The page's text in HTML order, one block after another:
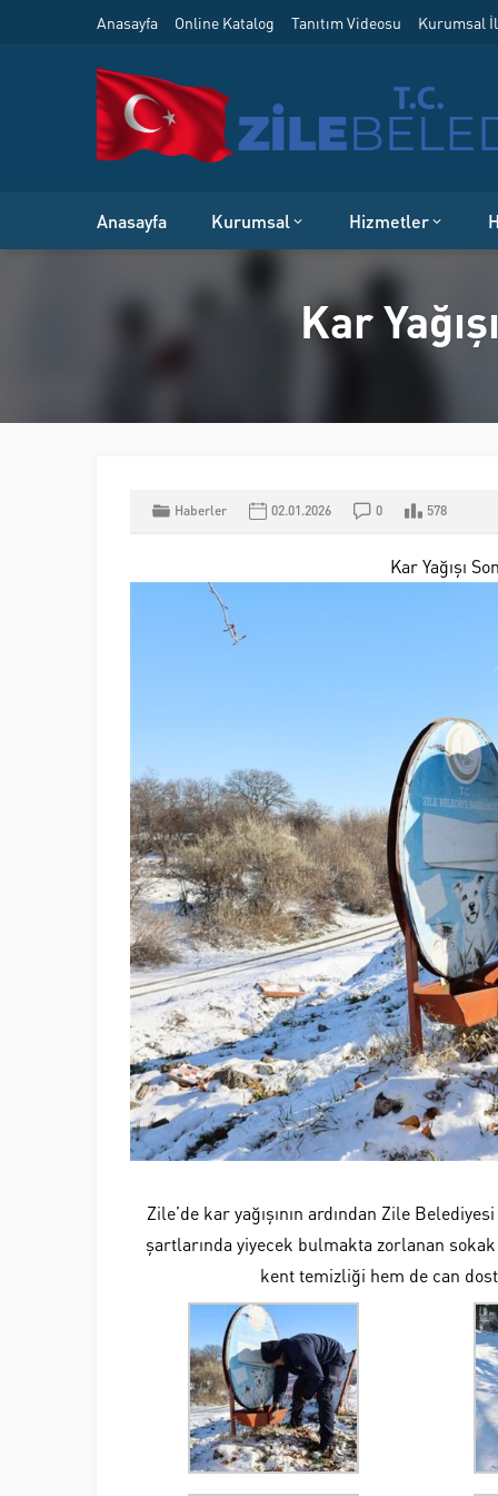
Anasayfa Online Katalog Tanıtım Videosu Kurumsal
Anasayfa Kurumsal Hizmetler
Kar
Haberler 02.01.2026 0 578
Kar Yağışı
Zile’de kar yağışının ardından Zile
şartlarında yiyecek bulmakta zorlanan sokak
kent temizliği hem de can